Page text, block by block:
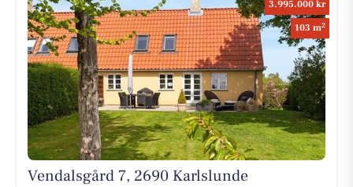
3.995.000 kr
103 m2
Vendalsgård 7, 2690 Karlslunde